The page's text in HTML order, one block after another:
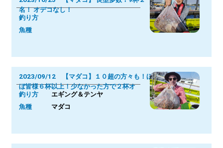
名！ オデコなし！
釣り方
魚種
2023/09/12 【マダコ】１０超の方々も！ほ
ぼ皆様６杯以上！少なかった方で２杯オ
釣り方 エギング＆テンヤ
魚種 マダコ